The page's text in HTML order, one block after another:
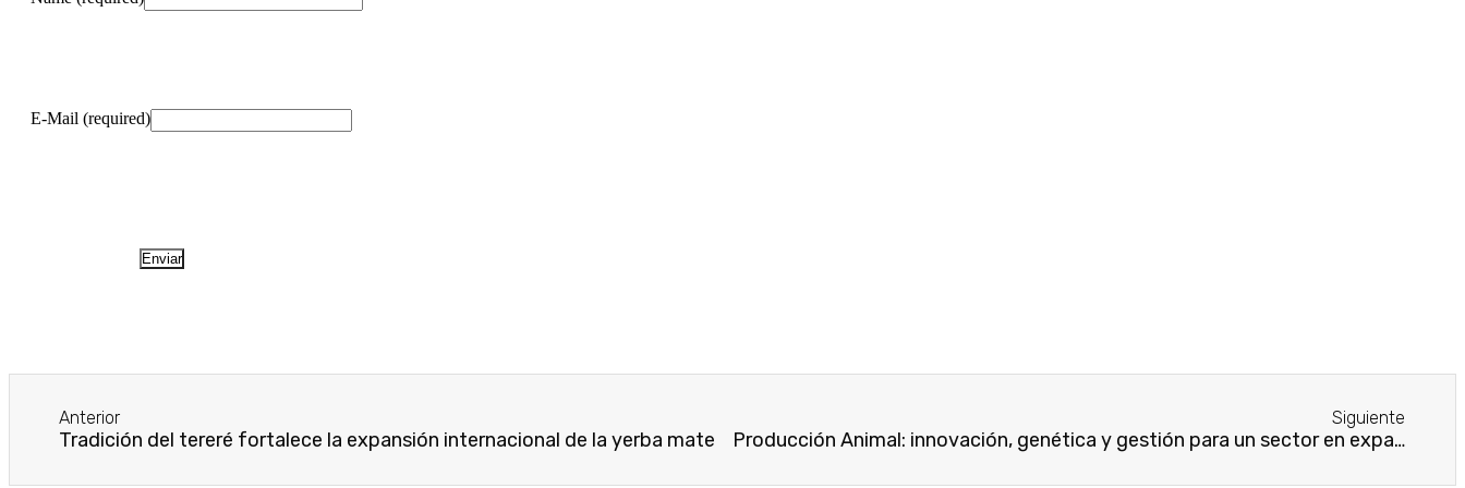
E-Mail (required)
Anterior
Tradición del tereré fortalece la expansión internacional de la yerba mate
Siguiente
Producción Animal: innovación, genética y gestión para un sector en expansión